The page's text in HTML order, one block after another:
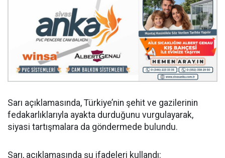
Sarı açıklamasında, Türkiye’nin şehit ve gazilerinin
fedakarlıklarıyla ayakta durduğunu vurgulayarak,
siyasi tartışmalara da göndermede bulundu.
Sarı, açıklamasında şu ifadeleri kullandı: